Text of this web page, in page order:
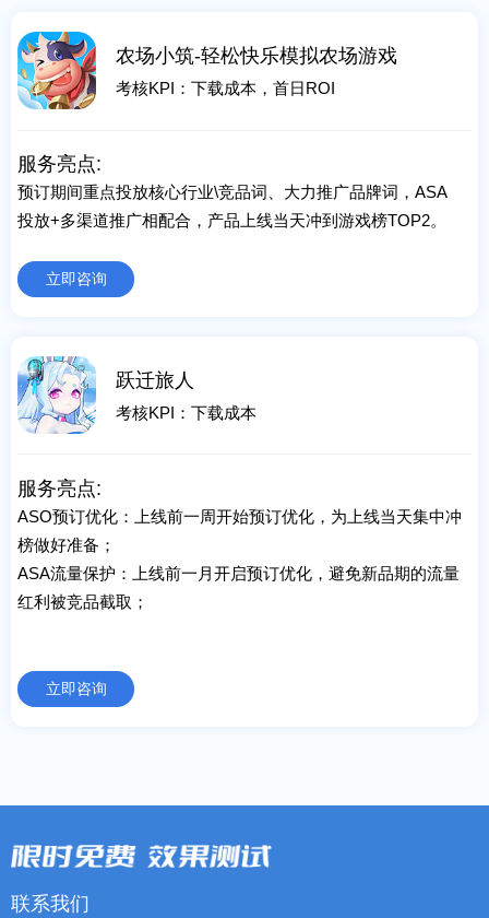
农场小筑-轻松快乐模拟农场游戏
考核KPI：下载成本，首日ROI
服务亮点:
预订期间重点投放核心行业\竞品词、大力推广品牌词，ASA
投放+多渠道推广相配合，产品上线当天冲到游戏榜TOP2。
立即咨询
跃迁旅人
考核KPI：下载成本
服务亮点:
ASO预订优化：上线前一周开始预订优化，为上线当天集中冲
榜做好准备；
ASA流量保护：上线前一月开启预订优化，避免新品期的流量
红利被竞品截取；
立即咨询
联系我们